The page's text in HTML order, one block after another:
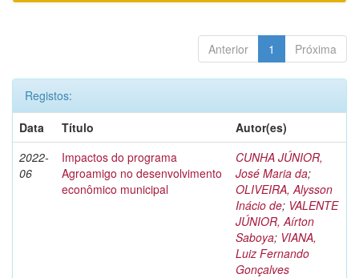
Anterior 1 Próxima
Registos:
Data
Título
Autor(es)
2022-
06
Impactos do programa
Agroamigo no desenvolvimento
econômico municipal
CUNHA JÚNIOR,
José Maria da;
OLIVEIRA, Alysson
Inácio de; VALENTE
JÚNIOR, Aírton
Saboya; VIANA,
Luiz Fernando
Gonçalves